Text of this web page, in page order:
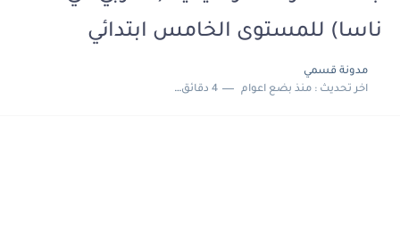
ناسا) للمستوى الخامس ابتدائي
مدونة قسمي
اخر تحديث :منذ بضع اعوام 4 دقائق للقراءة